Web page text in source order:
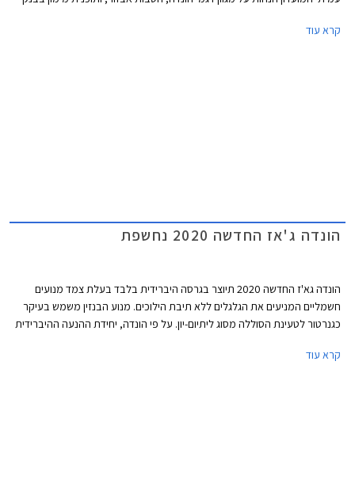
מועדפים במסגרת תכנית המימון חבר ליס. המבצע יערך בכל אולמות התצוגה
קרא עוד
הונדה ג'אז החדשה 2020 נחשפת
הונדה גא'ז החדשה 2020 תיוצר בגרסה היברידית בלבד בעלת צמד מנועים
חשמליים המניעים את הגלגלים ללא תיבת הילוכים. מנוע הבנזין משמש בעיקר
כגנרטור לטעינת הסוללה מסוג ליתיום-יון. על פי הונדה, יחידת ההנעה ההיברידית
ועתידה למצוא את מקומה בשלל דגמי החברה. מגמה זו מיישרת קו עם הצהרת
קרא עוד